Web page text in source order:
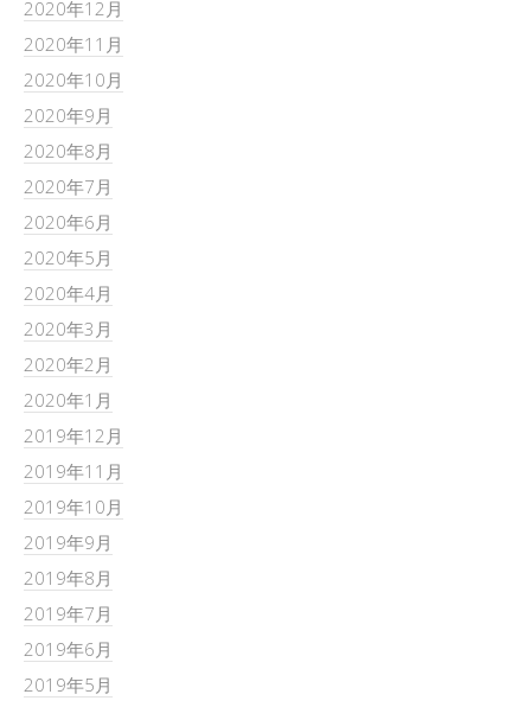
2020年12月
2020年11月
2020年10月
2020年9月
2020年8月
2020年7月
2020年6月
2020年5月
2020年4月
2020年3月
2020年2月
2020年1月
2019年12月
2019年11月
2019年10月
2019年9月
2019年8月
2019年7月
2019年6月
2019年5月